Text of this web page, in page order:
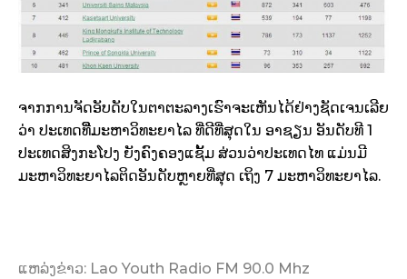
ຈາກການຈັດອັບດັບໃນຕາຕະລາງເຮົາຈະເຫັນໄດ້ຢ່າງຊັດເຈນເລີຍ
ວ່າ ປະເທດທີ່ີມະຫາວິທະຍາໄລ ທີ່ດີທີ່ສຸດໃນ ອາຊຽນ ອັນດັບທີ 1
ປະເທດສິງກະໂປງ ຍັງຄົງຄອງແຊັ້ມ ສ່ວນວ່າປະເທດໄທ ແມ່ນມີ
ມະຫາວິທະຍາໄລຕິດອັນດັບຫຼາຍທີ່ສຸດ ເຖິງ 7 ມະຫາວິທະຍາໄລ.
ແຫລ່ງຂ່າວ: Lao Youth Radio FM 90.0 Mhz